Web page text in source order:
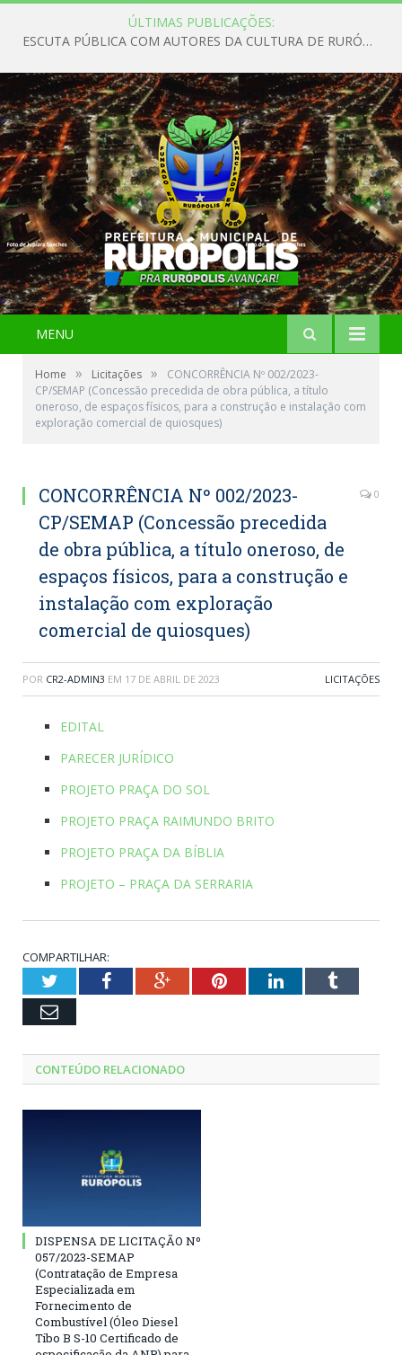
ÚLTIMAS PUBLICAÇÕES:
ESCUTA PÚBLICA COM AUTORES DA CULTURA DE RURÓPOLIS
MENU
Home » Licitações »
CONCORRÊNCIA Nº 002/2023-
CP/SEMAP (Concessão precedida de obra pública, a título
oneroso, de espaços físicos, para a construção e instalação com
exploração comercial de quiosques)
CONCORRÊNCIA Nº 002/2023-
CP/SEMAP (Concessão precedida
de obra pública, a título oneroso, de
espaços físicos, para a construção e
instalação com exploração
comercial de quiosques)
0
POR CR2-ADMIN3 EM 17 DE ABRIL DE 2023 LICITAÇÕES
EDITAL
PARECER JURÍDICO
PROJETO PRAÇA DO SOL
PROJETO PRAÇA RAIMUNDO BRITO
PROJETO PRAÇA DA BÍBLIA
PROJETO – PRAÇA DA SERRARIA
COMPARTILHAR:
TwitterFacebookGoogle+PinterestLinkedInTumblr
Email
CONTEÚDO RELACIONADO
DISPENSA DE LICITAÇÃO Nº
057/2023-SEMAP
(Contratação de Empresa
Especializada em
Fornecimento de
Combustível (Óleo Diesel
Tibo B S-10 Certificado de